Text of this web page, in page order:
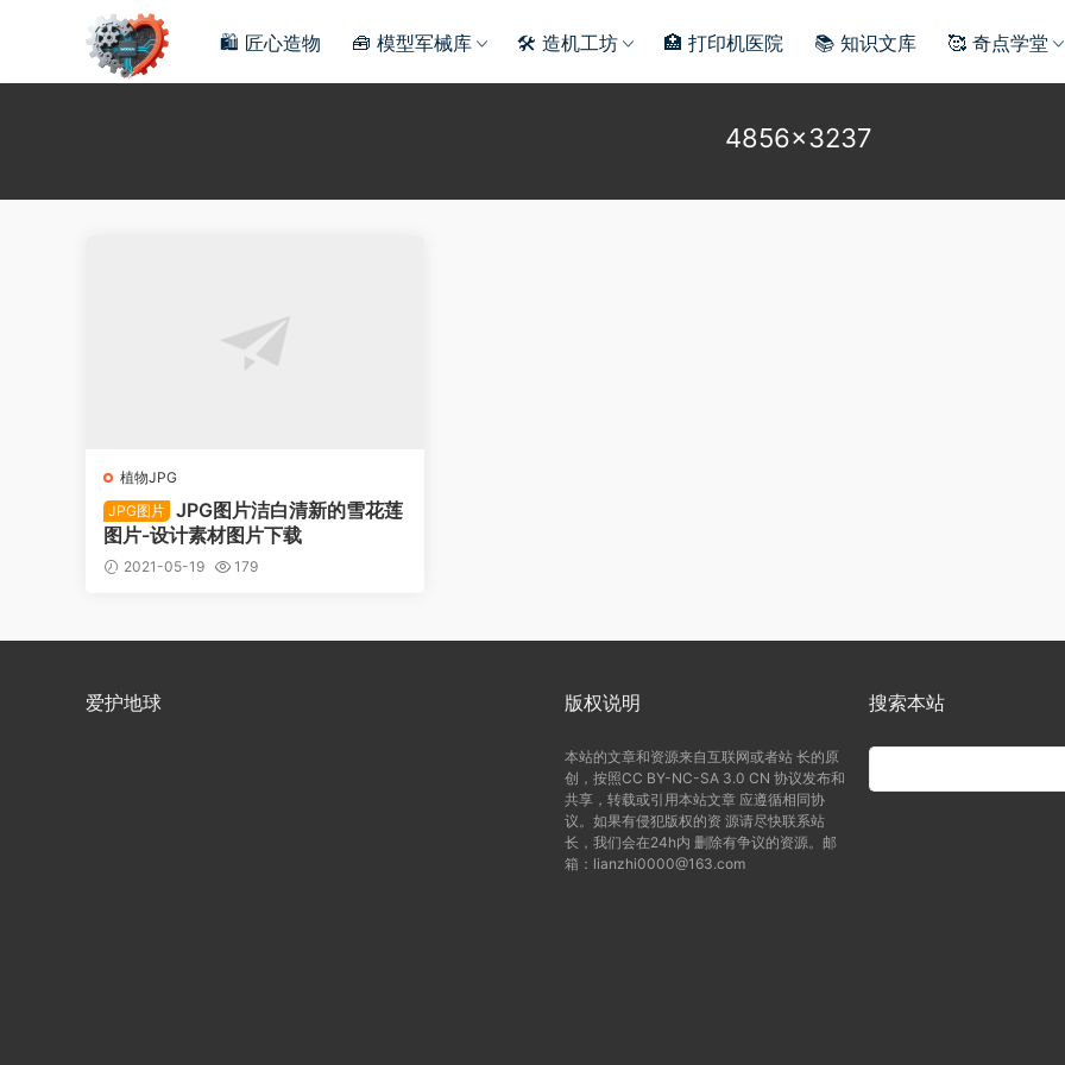
🛍️ 匠心造物 🧰 模型军械库 🛠️ 造机工坊 🏥 打印机医院 📚 知识文库 🥰 奇点学堂
4856×3237
植物JPG
JPG图片 JPG图片洁白清新的雪花莲
图片-设计素材图片下载
2021-05-19 179
爱护地球 版权说明
本站的文章和资源来自互联网或者站 长的原
创，按照CC BY-NC-SA 3.0 CN 协议发布和
共享，转载或引用本站文章 应遵循相同协
议。如果有侵犯版权的资 源请尽快联系站
长，我们会在24h内 删除有争议的资源。邮
箱：lianzhi0000@163.com
搜索本站